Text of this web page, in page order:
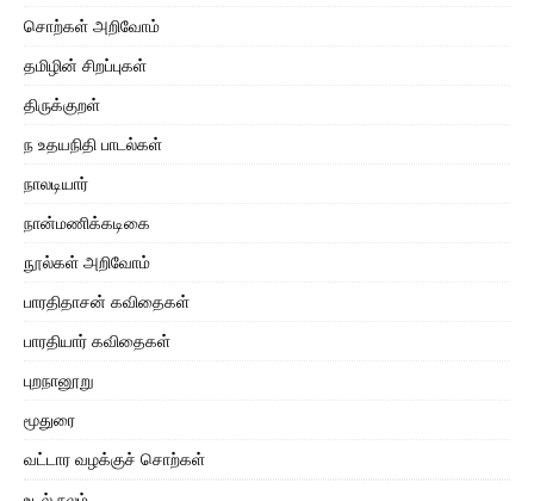
சொற்கள் அறிவோம்
தமிழின் சிறப்புகள்
திருக்குறள்
ந உதயநிதி பாடல்கள்
நாலடியார்
நான்மணிக்கடிகை
நூல்கள் அறிவோம்
பாரதிதாசன் கவிதைகள்
பாரதியார் கவிதைகள்
புறநானூறு
மூதுரை
வட்டார வழக்குச் சொற்கள்